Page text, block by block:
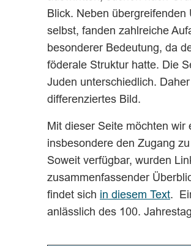
Blick. Neben
selbst, fanden zahlreiche
besonderer Bedeutung, da
föderale Struktur hatte. Die
Juden unterschiedlich.
differenziertes Bild.
Mit dieser Seite möchten
insbesondere den Zugang
Soweit verfügbar, wurden
zusammenfassender
findet sich in diesem Text.
anlässlich des 100.